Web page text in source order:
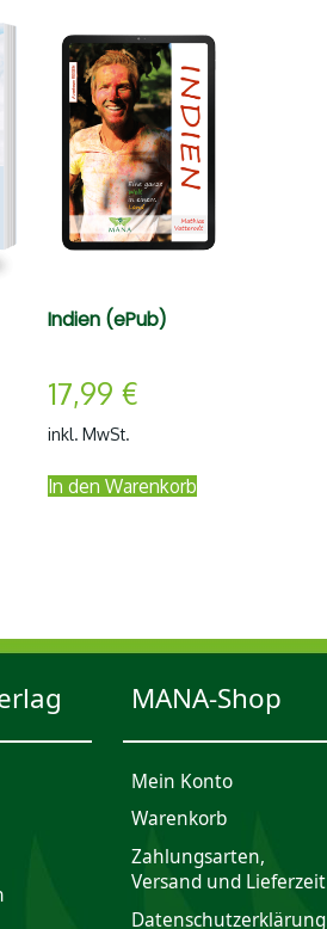
Indien (ePub)
17,99 €
inkl. MwSt.
In den Warenkorb
MANA-Shop
Mein Konto
Waren­korb
Zahlungsarten,
Versand und Lieferzeit
Daten­schutz­er­klärung